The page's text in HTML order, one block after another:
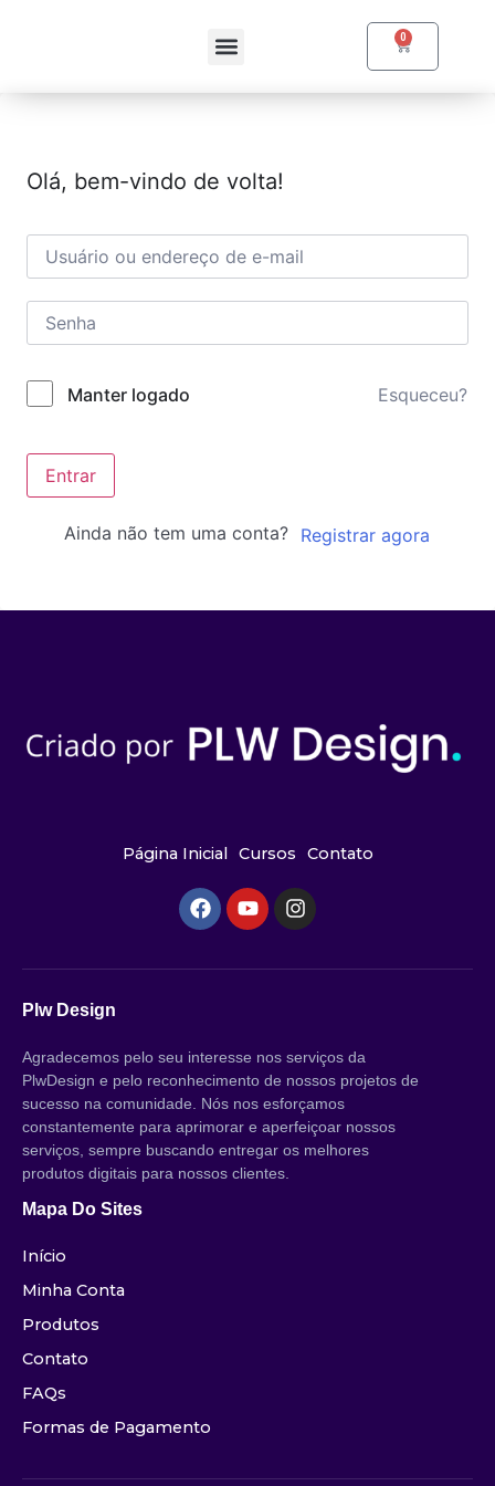
0
Olá, bem-vindo de volta!
Manter logado Esqueceu?
Entrar
Ainda não tem uma conta? Registrar agora
Página Inicial Cursos Contato
Plw Design
Agradecemos pelo seu interesse nos serviços da
PlwDesign e pelo reconhecimento de nossos projetos de
sucesso na comunidade. Nós nos esforçamos
constantemente para aprimorar e aperfeiçoar nossos
serviços, sempre buscando entregar os melhores
produtos digitais para nossos clientes.
Mapa Do Sites
Início
Minha Conta
Produtos
Contato
FAQs
Formas de Pagamento